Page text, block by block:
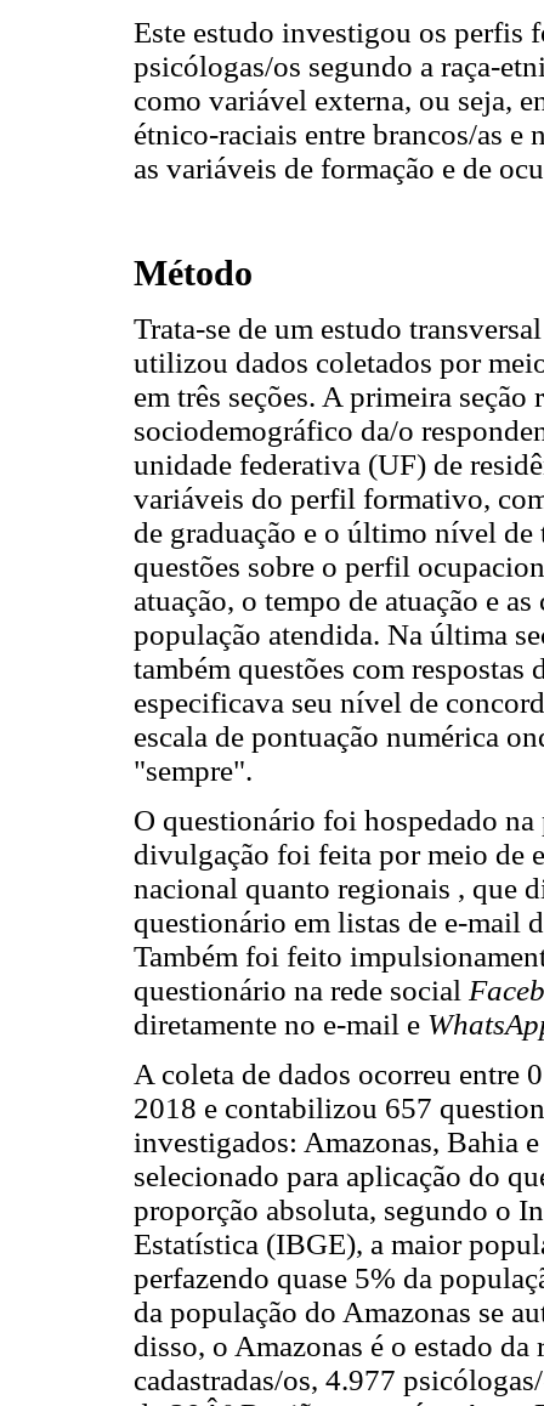
Este estudo investigou os perfis
psicólogas/os segundo a raça-
como variável externa, ou seja,
étnico-raciais entre brancos/as e
as variáveis de formação e de
Método
Trata-se de um estudo
utilizou dados coletados por
em três seções. A primeira
sociodemográfico da/o
unidade federativa (UF) de
variáveis do perfil formativo,
de graduação e o último nível
questões sobre o perfil
atuação, o tempo de atuação e
população atendida. Na última
também questões com
especificava seu nível de
escala de pontuação numérica
"sempre".
O questionário foi hospedado
divulgação foi feita por meio de
nacional quanto regionais , que
questionário em listas de e-mail
Também foi feito
questionário na rede social
diretamente no e-mail e
A coleta de dados ocorreu entre
2018 e contabilizou 657
investigados: Amazonas, Bahia
selecionado para aplicação do
proporção absoluta, segundo o
Estatística (IBGE), a maior
perfazendo quase 5% da
da população do Amazonas se
disso, o Amazonas é o estado
cadastradas/os, 4.977